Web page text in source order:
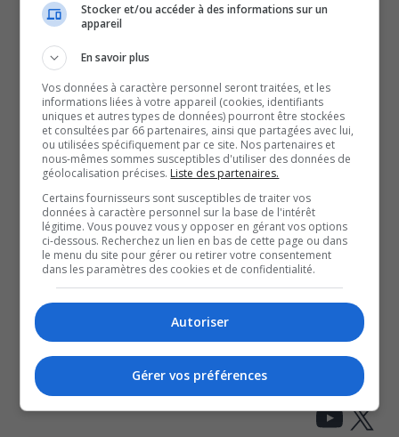
attendent petits et grands.
Entrée de la Place Notre-Dame.
À lire aussi :
Levez les yeux et découvrez l’art public grâce au
Sentier culturel
À la découverte des marchés publics de l’Outaouais
Avec les renseignements de Stéphanie Salomon.
X
Stocker et/ou accéder à des informations sur un
appareil
En savoir plus
Vos données à caractère personnel seront traitées, et les
informations liées à votre appareil (cookies, identifiants
uniques et autres types de données) pourront être stockées
et consultées par 66 partenaires, ainsi que partagées avec lui,
ou utilisées spécifiquement par ce site. Nos partenaires et
nous-mêmes sommes susceptibles d'utiliser des données de
géolocalisation précises. Liste des partenaires.
Certains fournisseurs sont susceptibles de traiter vos
données à caractère personnel sur la base de l'intérêt
légitime. Vous pouvez vous y opposer en gérant vos options
ci-dessous. Recherchez un lien en bas de cette page ou dans
le menu du site pour gérer ou retirer votre consentement
dans les paramètres des cookies et de confidentialité.
Autoriser
Gérer vos préférences